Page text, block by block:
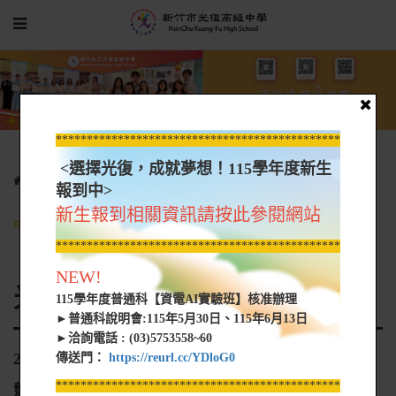
光復新聞
光復網路新聞
20231121_光復高中時尚造型科 獲全國家事技藝競賽美髮組優勝_
中時新聞網
光復網路新聞
20231121_光復高中時尚造型科 獲全國家事技藝
競賽美髮組優勝_中時新聞網
*****************************************************
<選擇光復，成就夢想！115學年度新生
報到中>
新生報到相關資訊請按此參閱網站
*****************************************************
NEW!
115學年度普通科【資電AI實驗班】核准辦理
►普通科說明會:115年5月30日、115年6月13日
►洽詢電話 : (03)5753558~60
傳送門： https://reurl.cc/YDloG0
*****************************************************